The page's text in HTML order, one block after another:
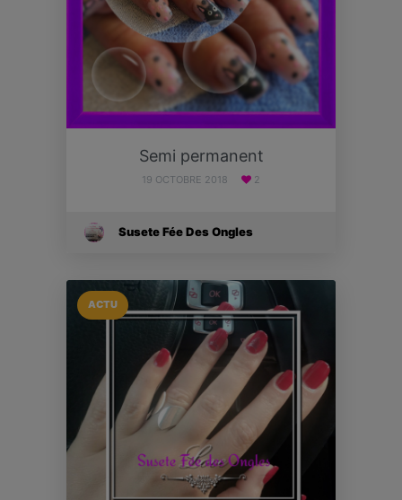
Semi permanent
19 OCTOBRE 2018 2
Susete Fée Des Ongles
ACTU